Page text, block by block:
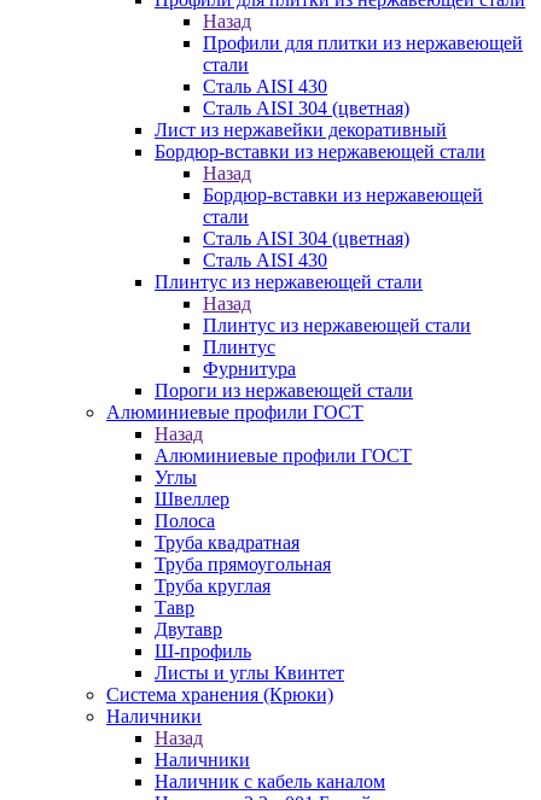
Назад
Профили для плитки из нержавеющей
стали
Сталь AISI 430
Сталь AISI 304 (цветная)
Лист из нержавейки декоративный
Бордюр-вставки из нержавеющей стали
Назад
Бордюр-вставки из нержавеющей
стали
Сталь AISI 304 (цветная)
Сталь AISI 430
Плинтус из нержавеющей стали
Назад
Плинтус из нержавеющей стали
Плинтус
Фурнитура
Пороги из нержавеющей стали
Алюминиевые профили ГОСТ
Назад
Алюминиевые профили ГОСТ
Углы
Швеллер
Полоса
Труба квадратная
Труба прямоугольная
Труба круглая
Тавр
Двутавр
Ш-профиль
Листы и углы Квинтет
Система хранения (Крюки)
Наличники
Назад
Наличники
Наличник с кабель каналом